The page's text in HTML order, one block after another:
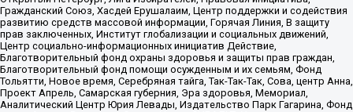
Гражданский Союз, Хасдей Ерушалаим, Центр поддержки и содействия
развитию средств массовой информации, Горячая Линия, В защиту
прав заключенных, Институт глобализации и социальных движений,
Центр социально-информационных инициатив Действие,
Благотворительный фонд охраны здоровья и защиты прав граждан,
Благотворительный фонд помощи осужденным и их семьям, Фонд
Тольятти, Новое время, Серебряная тайга, Так-Так-Так, Сова, центр Анна,
Проект Апрель, Самарская губерния, Эра здоровья, Мемориал,
Аналитический Центр Юрия Левады, Издательство Парк Гагарина, Фонд